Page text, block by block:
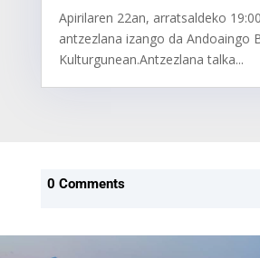
Apirilaren 22an, arratsaldeko
antzezlana izango da Andoaingo
Kulturgunean.Antzezlana talka...
0 Comments